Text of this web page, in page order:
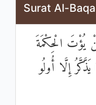
Surat Al-
يُؤْتَ الْحِكْمَةَ
إِلَّا أُولُو